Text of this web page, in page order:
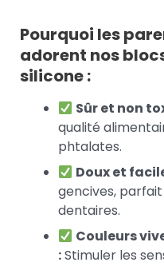
Pourquoi les
adorent nos
silicone :
Sûr et non
qualité
phtalates.
Doux et
gencives,
dentaires.
Couleurs
:Stimuler les